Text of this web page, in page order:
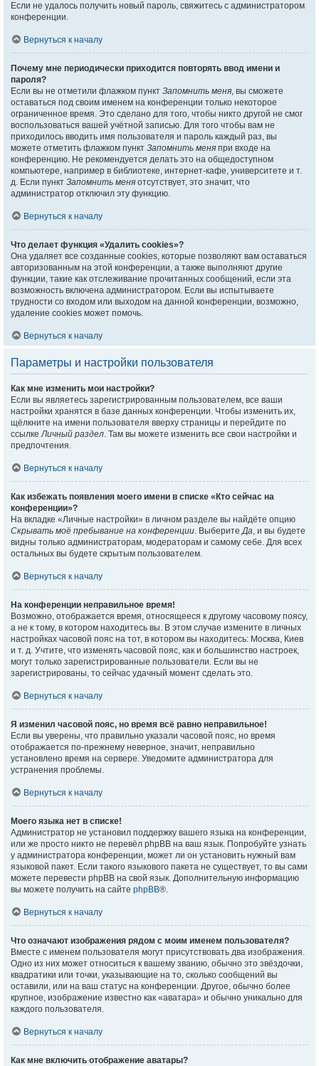
Если не удалось получить новый пароль, свяжитесь с администратором
конференции.
Вернуться к началу
Почему мне периодически приходится повторять ввод имени и
пароля?
Если вы не отметили флажком пункт Запомнить меня, вы сможете
оставаться под своим именем на конференции только некоторое
ограниченное время. Это сделано для того, чтобы никто другой не смог
воспользоваться вашей учётной записью. Для того чтобы вам не
приходилось вводить имя пользователя и пароль каждый раз, вы
можете отметить флажком пункт Запомнить меня при входе на
конференцию. Не рекомендуется делать это на общедоступном
компьютере, например в библиотеке, интернет-кафе, университете и т.
д. Если пункт Запомнить меня отсутствует, это значит, что
администратор отключил эту функцию.
Вернуться к началу
Что делает функция «Удалить cookies»?
Она удаляет все созданные cookies, которые позволяют вам оставаться
авторизованным на этой конференции, а также выполняют другие
функции, такие как отслеживание прочитанных сообщений, если эта
возможность включена администратором. Если вы испытываете
трудности со входом или выходом на данной конференции, возможно,
удаление cookies может помочь.
Вернуться к началу
Параметры и настройки пользователя
Как мне изменить мои настройки?
Если вы являетесь зарегистрированным пользователем, все ваши
настройки хранятся в базе данных конференции. Чтобы изменить их,
щёлкните на имени пользователя вверху страницы и перейдите по
ссылкеЛичный раздел. Там вы можете изменить все свои настройки и
предпочтения.
Вернуться к началу
Как избежать появления моего имени в списке «Кто сейчас на
конференции»?
На вкладке «Личные настройки» в личном разделе вы найдёте опцию
Скрывать моё пребывание на конференции. ВыберитеДа, и вы будете
видны только администраторам, модераторам и самому себе. Для всех
остальных вы будете скрытым пользователем.
Вернуться к началу
На конференции неправильное время!
Возможно, отображается время, относящееся к другому часовому поясу,
а не к тому, в котором находитесь вы. В этом случае измените в личных
настройках часовой пояс на тот, в котором вы находитесь: Москва, Киев
и т. д. Учтите, что изменять часовой пояс, как и большинство настроек,
могут только зарегистрированные пользователи. Если вы не
зарегистрированы, то сейчас удачный момент сделать это.
Вернуться к началу
Я изменил часовой пояс, но время всё равно неправильное!
Если вы уверены, что правильно указали часовой пояс, но время
отображается по-прежнему неверное, значит, неправильно
установлено время на сервере. Уведомите администратора для
устранения проблемы.
Вернуться к началу
Моего языка нет в списке!
Администратор не установил поддержку вашего языка на конференции,
или же просто никто не перевёл phpBB на ваш язык. Попробуйте узнать
у администратора конференции, может ли он установить нужный вам
языковой пакет. Если такого языкового пакета не существует, то вы сами
можете перевести phpBB на свой язык. Дополнительную информацию
вы можете получить на сайте phpBB®.
Вернуться к началу
Что означают изображения рядом с моим именем пользователя?
Вместе с именем пользователя могут присутствовать два изображения.
Одно из них может относиться к вашему званию, обычно это звёздочки,
квадратики или точки, указывающие на то, сколько сообщений вы
оставили, или на ваш статус на конференции. Другое, обычно более
крупное, изображение известно как «аватара» и обычно уникально для
каждого пользователя.
Вернуться к началу
Как мне включить отображение аватары?